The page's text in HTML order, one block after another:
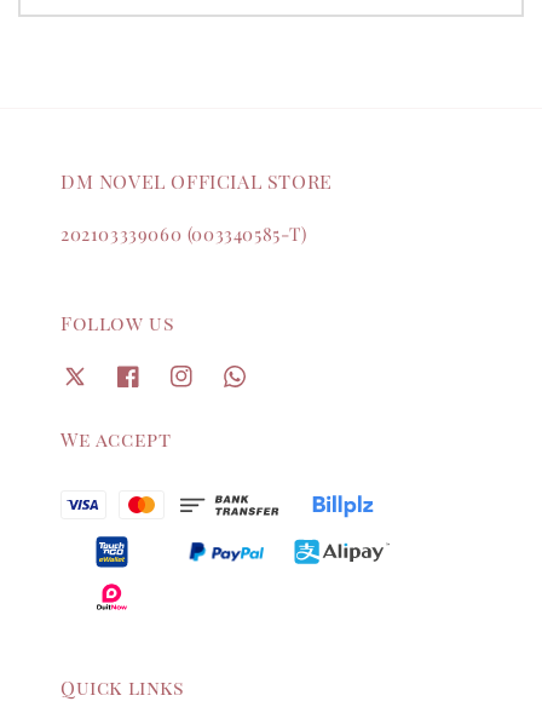
DM NOVEL OFFICIAL STORE
202103339060 (003340585-T)
Follow us
We accept
Quick links